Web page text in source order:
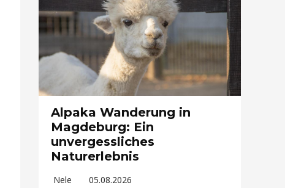
Alpaka Wanderung in
Magdeburg: Ein
unvergessliches
Naturerlebnis
Nele 05.08.2026